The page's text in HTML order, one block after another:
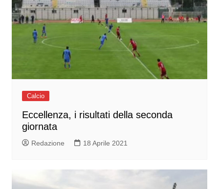
Calcio
Eccellenza, i risultati della seconda
giornata
Redazione 18 Aprile 2021